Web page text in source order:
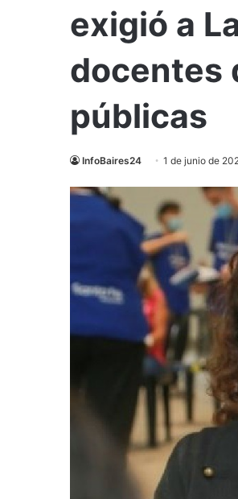
exigió a
docentes
públicas
InfoBaires24 1 de junio de